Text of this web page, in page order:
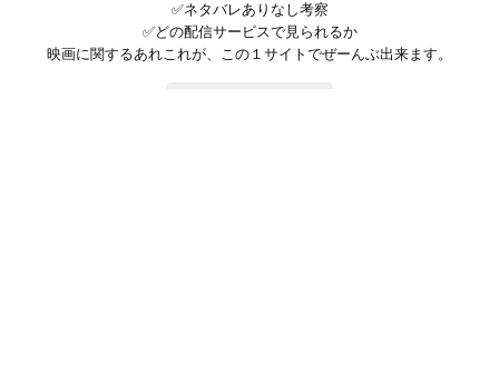
✅ネタバレありなし考察
✅どの配信サービスで見られるか
映画に関するあれこれが、この１サイトでぜーんぶ出来ます。